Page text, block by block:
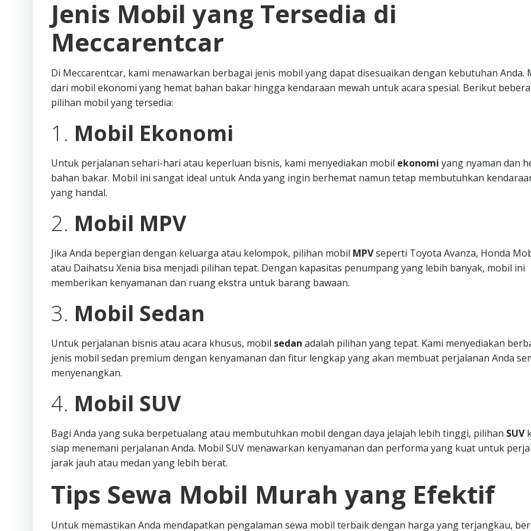
Jenis Mobil yang Tersedia di
Meccarentcar
Di Meccarentcar, kami menawarkan berbagai jenis mobil yang dapat disesuaikan dengan kebutuhan Anda.
dari mobil ekonomi yang hemat bahan bakar hingga kendaraan mewah untuk acara spesial. Berikut
pilihan mobil yang tersedia:
1. Mobil Ekonomi
Untuk perjalanan sehari-hari atau keperluan bisnis, kami menyediakan mobil ekonomi yang nyaman dan
bahan bakar. Mobil ini sangat ideal untuk Anda yang ingin berhemat namun tetap membutuhkan
yang handal.
2. Mobil MPV
Jika Anda bepergian dengan keluarga atau kelompok, pilihan mobil MPVseperti Toyota Avanza, Honda
atau Daihatsu Xenia bisa menjadi pilihan tepat. Dengan kapasitas penumpang yang lebih banyak, mobil ini
memberikan kenyamanan dan ruang ekstra untuk barang bawaan.
3. Mobil Sedan
Untuk perjalanan bisnis atau acara khusus, mobil sedan adalah pilihan yang tepat. Kami menyediakan
jenis mobil sedan premium dengan kenyamanan dan fitur lengkap yang akan membuat perjalanan Anda
menyenangkan.
4. Mobil SUV
Bagi Anda yang suka berpetualang atau membutuhkan mobil dengan daya jelajah lebih tinggi, pilihan SUV
siap menemani perjalanan Anda. Mobil SUV menawarkan kenyamanan dan performa yang kuat untuk
jarak jauh atau medan yang lebih berat.
Tips Sewa Mobil Murah yang Efektif
Untuk memastikan Anda mendapatkan pengalaman sewa mobil terbaik dengan harga yang terjangkau,